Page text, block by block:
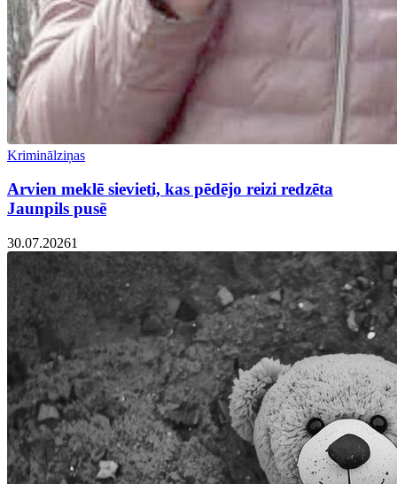
Kriminālziņas
Arvien meklē sievieti, kas pēdējo reizi redzēta
Jaunpils pusē
30.07.20261